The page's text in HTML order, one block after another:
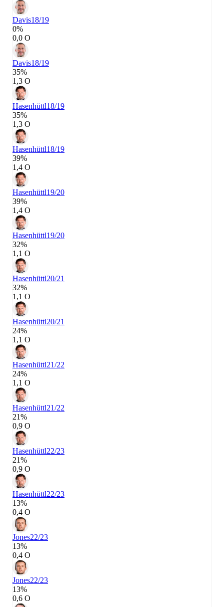
Davis18/19
0%
0,0 О
Davis18/19
35%
1,3 О
Hasenhüttl18/19
35%
1,3 О
Hasenhüttl18/19
39%
1,4 О
Hasenhüttl19/20
39%
1,4 О
Hasenhüttl19/20
32%
1,1 О
Hasenhüttl20/21
32%
1,1 О
Hasenhüttl20/21
24%
1,1 О
Hasenhüttl21/22
24%
1,1 О
Hasenhüttl21/22
21%
0,9 О
Hasenhüttl22/23
21%
0,9 О
Hasenhüttl22/23
13%
0,4 О
Jones22/23
13%
0,4 О
Jones22/23
13%
0,6 О